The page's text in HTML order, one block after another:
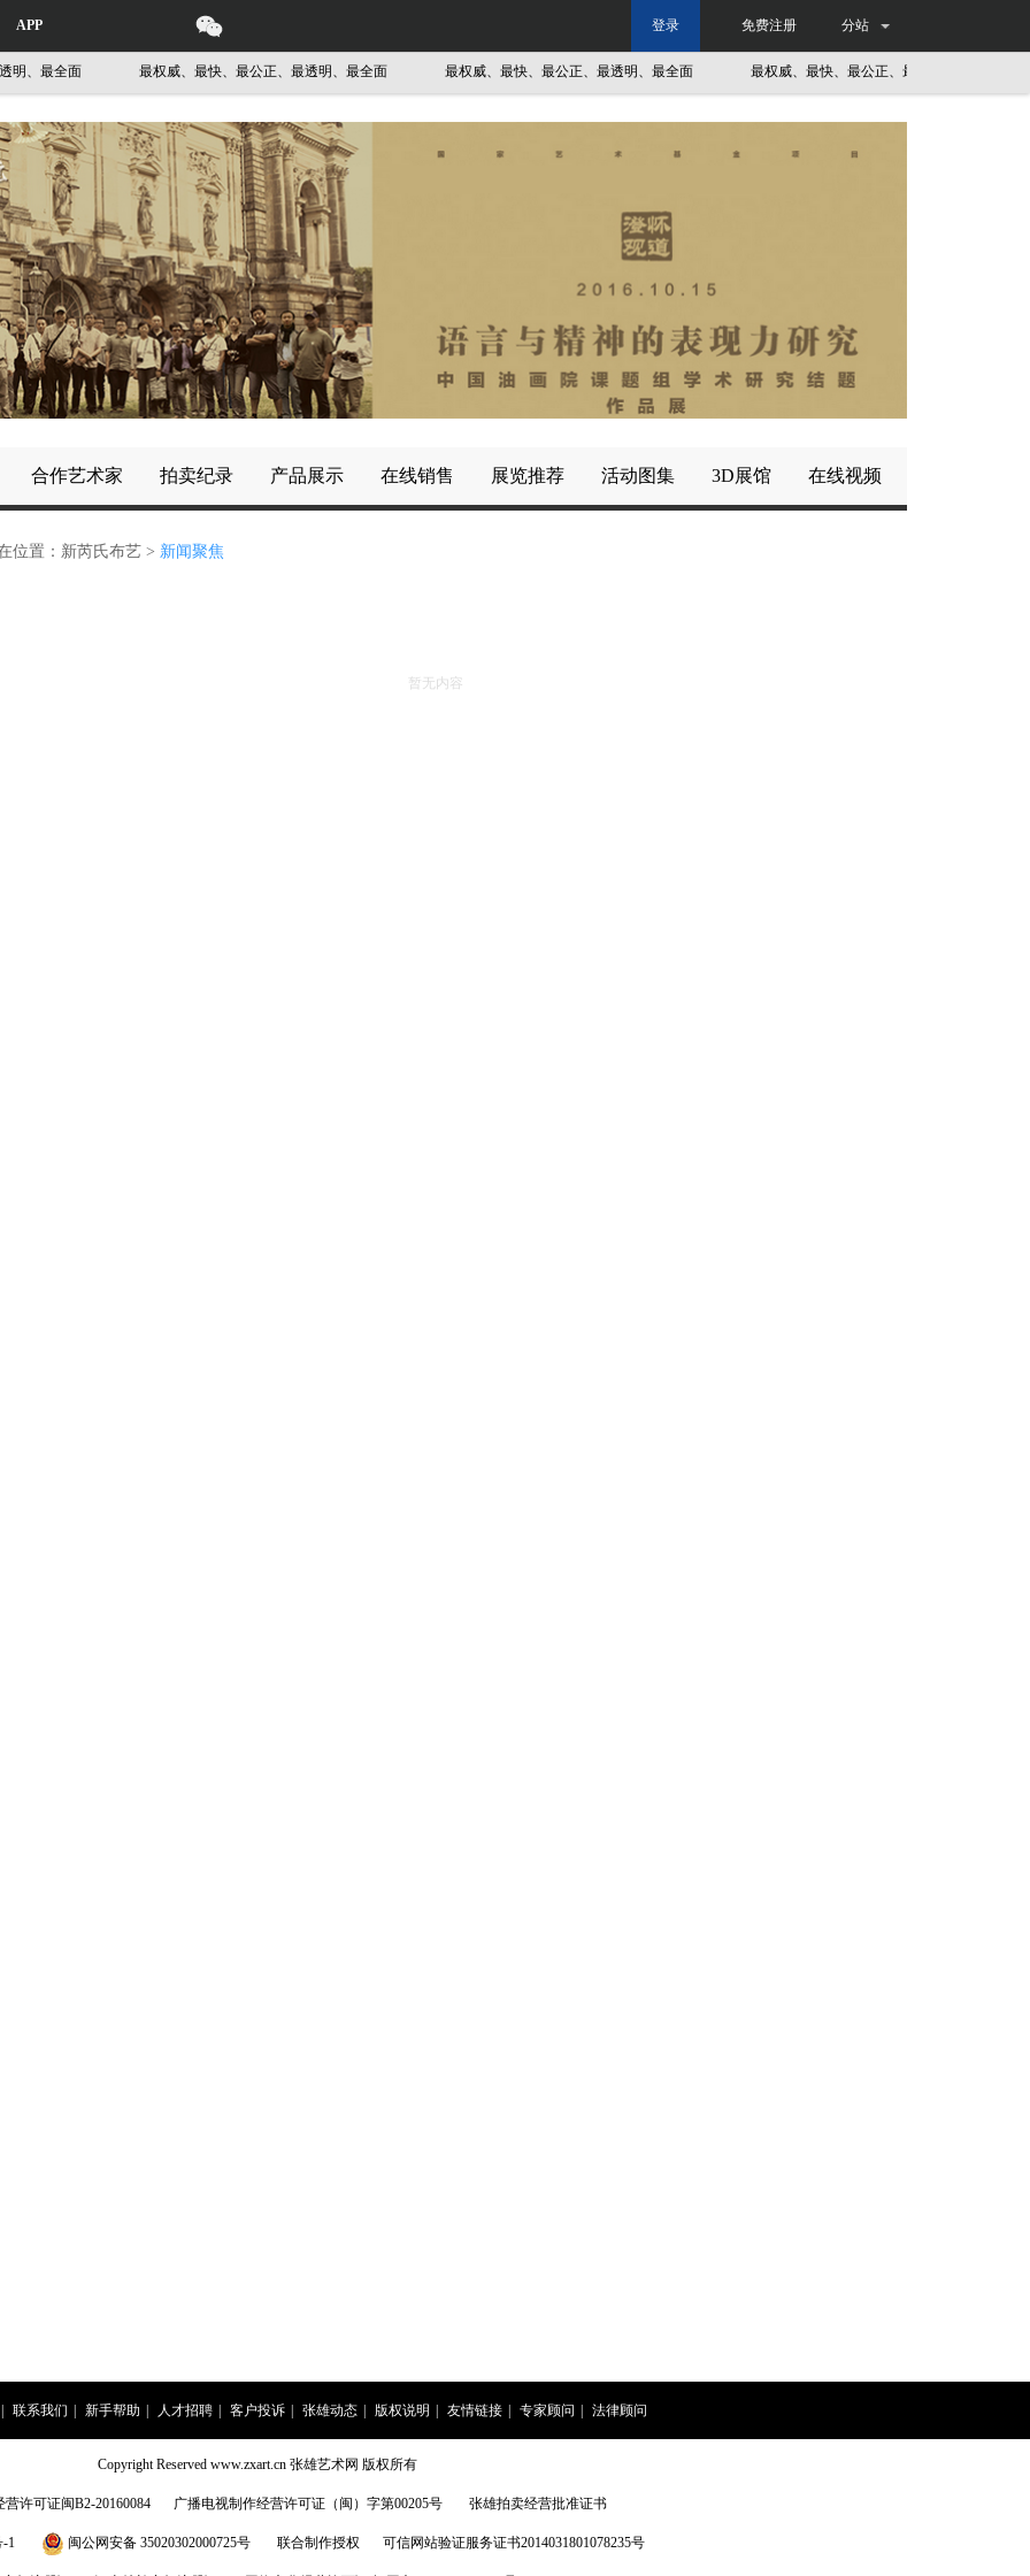
APP 分站
免费注册
登录
最全面 最权威、最快、最公正、最透明、最全面 最权威、最快、最公正、最透明、最全面 最权威、最快、最公正、最透明、最全面
合作艺术家 拍卖纪录 产品展示 在线销售 展览推荐 活动图集 3D展馆 在线视频
位置： 新芮氏布艺 > 新闻聚焦
暂无内容
联系我们 新手帮助 人才招聘 客户投诉 张雄动态 版权说明 友情链接 专家顾问 法律顾问
Copyright Reserved www.zxart.cn 张雄艺术网 版权所有
许可证闽B2-20160084 广播电视制作经营许可证（闽）字第00205号 张雄拍卖经营批准证书
-1 闽公网安备 35020302000725号 联合制作授权 可信网站验证服务证书2014031801078235号